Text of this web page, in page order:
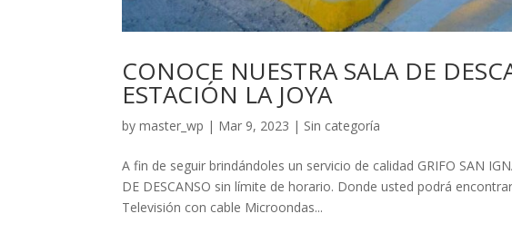
CONOCE NUESTRA SALA DE
ESTACIÓN LA JOYA
bymaster_wp | Mar 9, 2023 | Sin categoría
A fin de seguir brindándoles un servicio de calidad GRIFO SAN
DE DESCANSO sin límite de horario. Donde usted podrá
Televisión con cable Microondas...